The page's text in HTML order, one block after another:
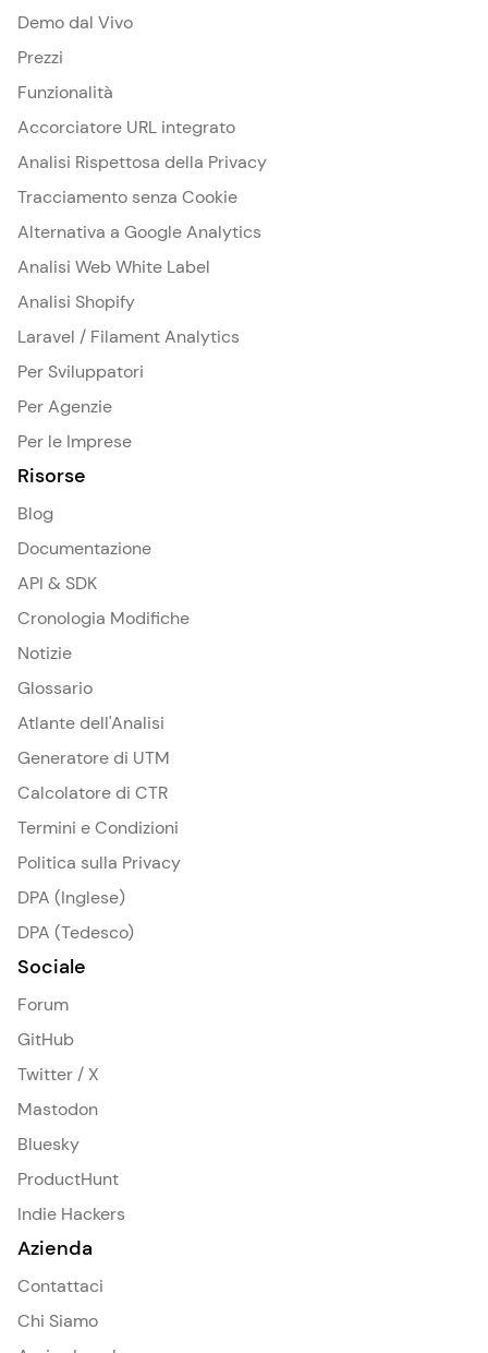
Demo dal Vivo
Prezzi
Funzionalità
Accorciatore URL integrato
Analisi Rispettosa della Privacy
Tracciamento senza Cookie
Alternativa a Google Analytics
Analisi Web White Label
Analisi Shopify
Laravel / Filament Analytics
Per Sviluppatori
Per Agenzie
Per le Imprese
Risorse
Blog
Documentazione
API & SDK
Cronologia Modifiche
Notizie
Glossario
Atlante dell'Analisi
Generatore di UTM
Calcolatore di CTR
Termini e Condizioni
Politica sulla Privacy
DPA (Inglese)
DPA (Tedesco)
Sociale
Forum
GitHub
Twitter / X
Mastodon
Bluesky
ProductHunt
Indie Hackers
Azienda
Contattaci
Chi Siamo